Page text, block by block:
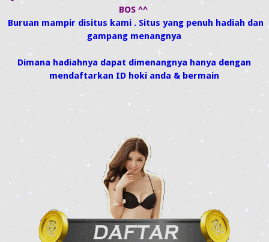
BOS ^^
Buruan mampir disitus kami . Situs yang penuh hadiah dan
gampang menangnya
Dimana hadiahnya dapat dimenangnya hanya dengan
mendaftarkan ID hoki anda & bermain